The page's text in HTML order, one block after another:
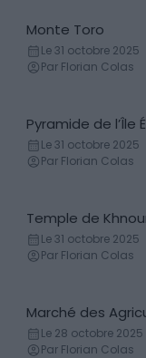
Lieux
Monte Toro
Le 31 octobre 2025
Par Florian Colas
Pyramide
Pyramide de l’Île
Le 31 octobre 2025
Par Florian Colas
Temple
Temple de
Le 31 octobre 2025
Par Florian Colas
Marché local
Marché des
Le 28 octobre 2025
Par Florian Colas